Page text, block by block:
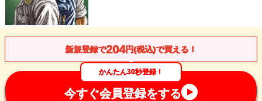
新規登録で204円(税込)で買える！
かんたん30秒登録！
今すぐ会員登録をする